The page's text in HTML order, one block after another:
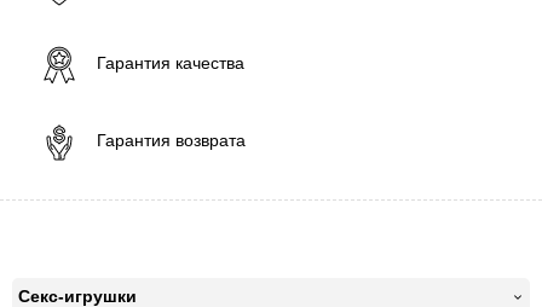
Гарантия качества
Гарантия возврата
Секс-игрушки